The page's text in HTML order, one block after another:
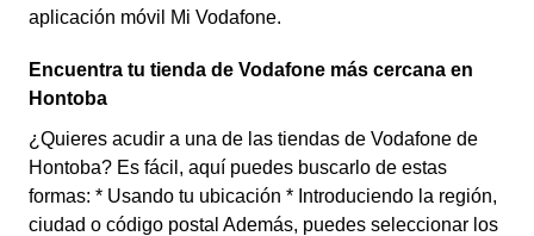
aplicación móvil Mi Vodafone.
Encuentra tu tienda de Vodafone más cercana en
Hontoba
¿Quieres acudir a una de las tiendas de Vodafone de
Hontoba? Es fácil, aquí puedes buscarlo de estas
formas: * Usando tu ubicación * Introduciendo la región,
ciudad o código postal Además, puedes seleccionar los